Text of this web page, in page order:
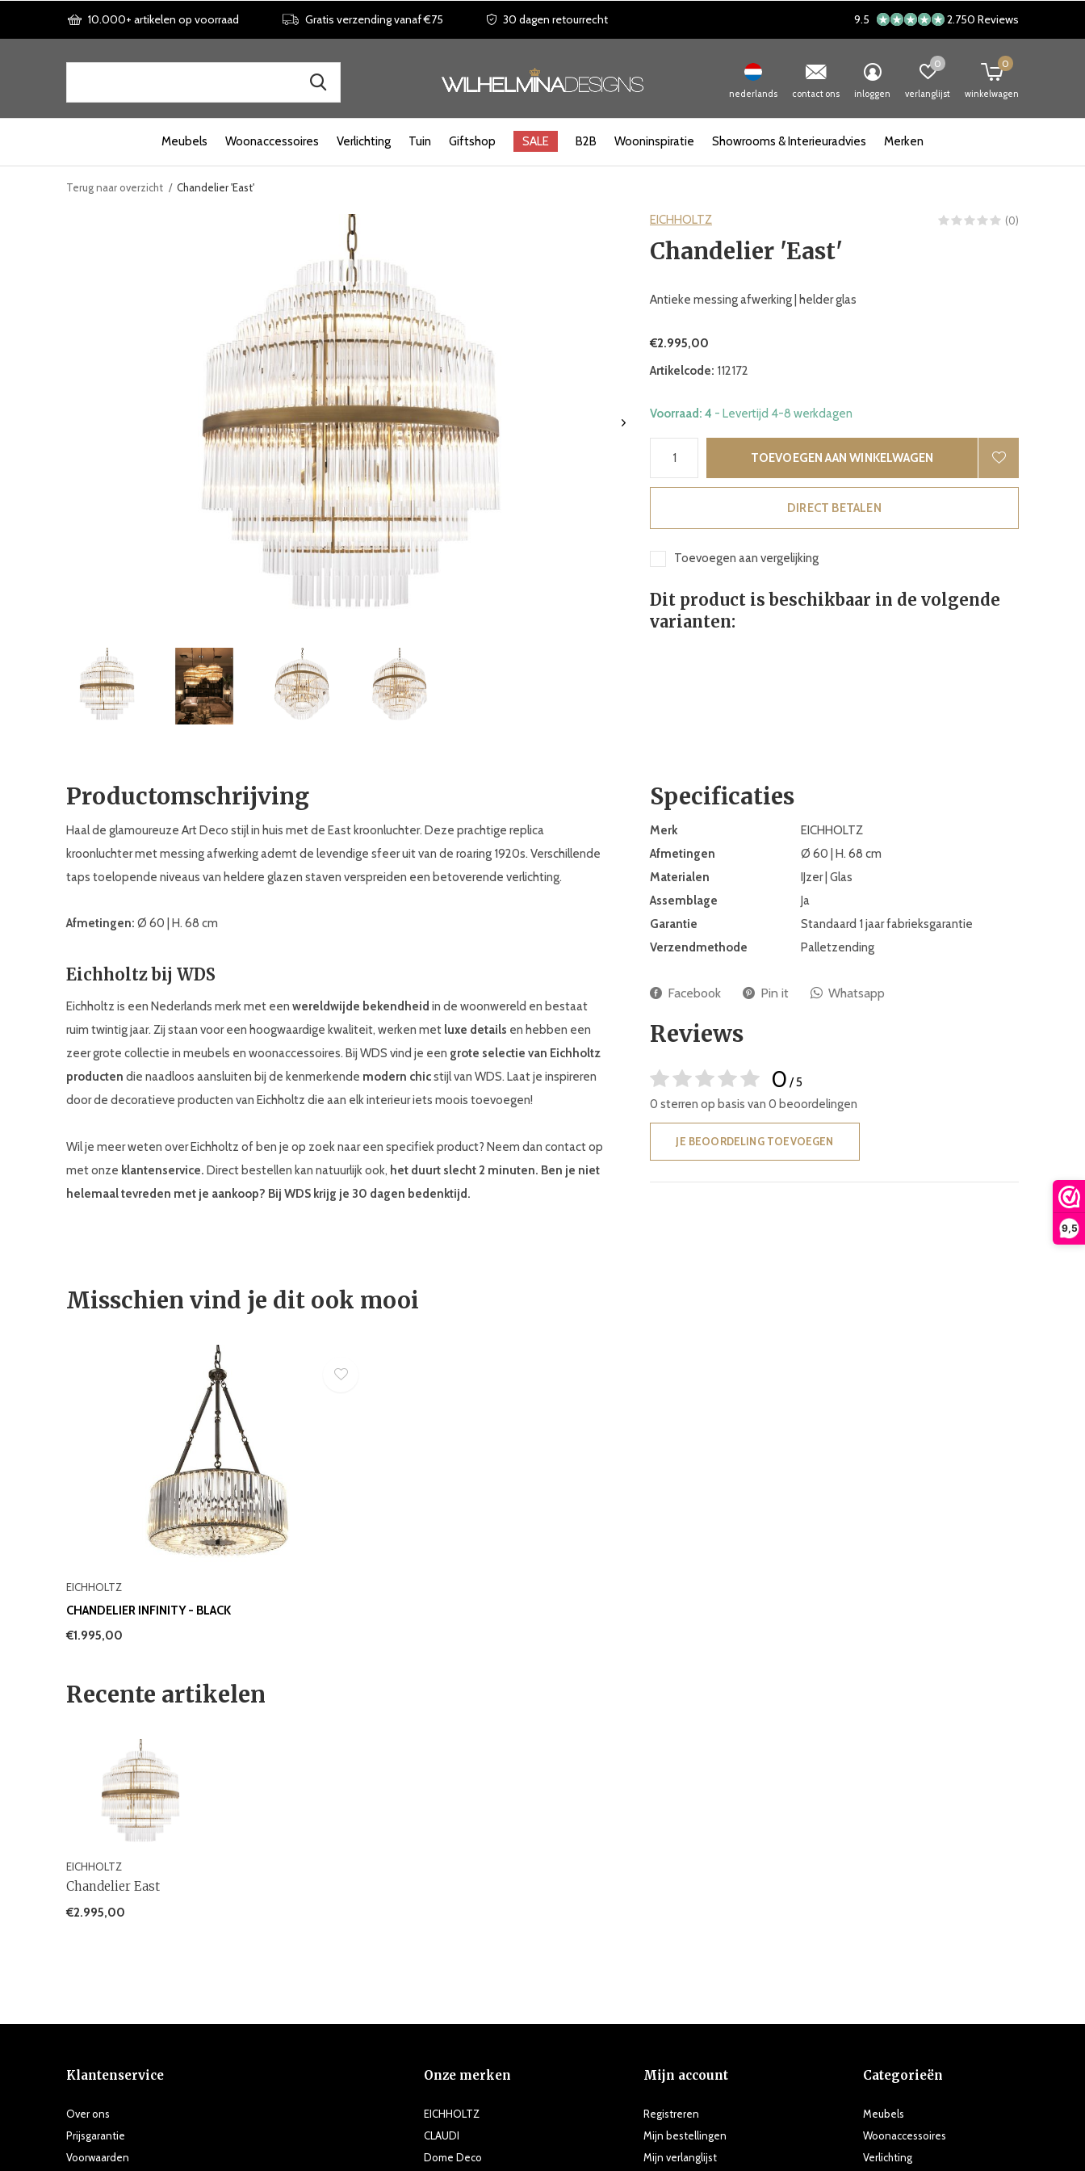
9,5
Meubels Woonaccessoires Verlichting Tuin Giftshop SALE B2B Wooninspiratie Showrooms & Interieuradvies Merken
nederlands contact ons inloggen verlanglijst
0
winkelwagen
0
10.000+ artikelen op voorraad Gratis verzending vanaf €75 30 dagen retourrecht 9.5 2.750 Reviews
Terug naar overzicht Chandelier 'East'
EICHHOLTZ (0)
Chandelier 'East'
Antieke messing afwerking | helder glas
€2.995,00
Artikelcode: 112172
Voorraad: 4 - Levertijd 4-8 werkdagen
TOEVOEGEN AAN WINKELWAGEN
DIRECT BETALEN
Toevoegen aan vergelijking
Dit product is beschikbaar in de volgende
varianten:
Productomschrijving
Haal de glamoureuze Art Deco stijl in huis met de East kroonluchter. Deze prachtige replica
kroonluchter met messing afwerking ademt de levendige sfeer uit van de roaring 1920s. Verschillende
taps toelopende niveaus van heldere glazen staven verspreiden een betoverende verlichting.
Afmetingen: Ø 60 | H. 68 cm
Eichholtz bij WDS
Eichholtz is een Nederlands merk met een wereldwijde bekendheid in de woonwereld en bestaat
ruim twintig jaar. Zij staan voor een hoogwaardige kwaliteit, werken met luxe details en hebben een
zeer grote collectie in meubels en woonaccessoires. Bij WDS vind je een grote selectie van Eichholtz
producten die naadloos aansluiten bij de kenmerkende modern chicstijl van WDS. Laat je inspireren
door de decoratieve producten van Eichholtz die aan elk interieur iets moois toevoegen!
Wil je meer weten over Eichholtz of ben je op zoek naar een specifiek product? Neem dan contact op
met onze klantenservice. Direct bestellen kan natuurlijk ook, het duurt slecht 2 minuten. Ben je niet
helemaal tevreden met je aankoop? Bij WDS krijg je 30 dagen bedenktijd.
Specificaties
Merk
EICHHOLTZ
Afmetingen
Ø 60 | H. 68 cm
Materialen
IJzer | Glas
Assemblage
Ja
Garantie
Standaard 1 jaar fabrieksgarantie
Verzendmethode
Palletzending
Facebook Pin it Whatsapp
Reviews
0 / 5
0 sterren op basis van 0 beoordelingen
JE BEOORDELING TOEVOEGEN
Misschien vind je dit ook mooi
EICHHOLTZ
CHANDELIER INFINITY - BLACK
€1.995,00
Recente artikelen
EICHHOLTZ
Chandelier East
€2.995,00
Klantenservice
Over ons
Prijsgarantie
Voorwaarden
Onze merken
EICHHOLTZ
CLAUDI
Dome Deco
Mijn account
Registreren
Mijn bestellingen
Mijn verlanglijst
Categorieën
Meubels
Woonaccessoires
Verlichting